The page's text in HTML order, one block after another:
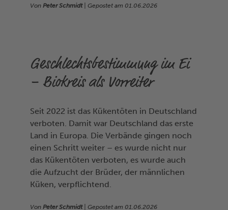
Von Peter Schmidt| Gepostet am 01.06.2026
Geschlechtsbestimmung im Ei
– Biokreis als Vorreiter
Seit 2022 ist das Kükentöten in Deutschland
verboten. Damit war Deutschland das erste
Land in Europa. Die Verbände gingen noch
einen Schritt weiter – es wurde nicht nur
das Kükentöten verboten, es wurde auch
die Aufzucht der Brüder, der männlichen
Küken, verpflichtend.
Von Peter Schmidt| Gepostet am 01.06.2026